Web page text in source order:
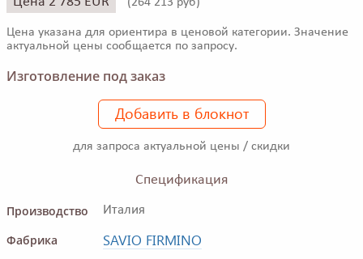
Цена указана для ориентира в ценовой категории. Значение
актуальной цены сообщается по запросу.
Изготовление под заказ
Добавить в блокнот
для запроса актуальной цены / скидки
Спецификация
Производство
Италия
Фабрика SAVIO FIRMINO